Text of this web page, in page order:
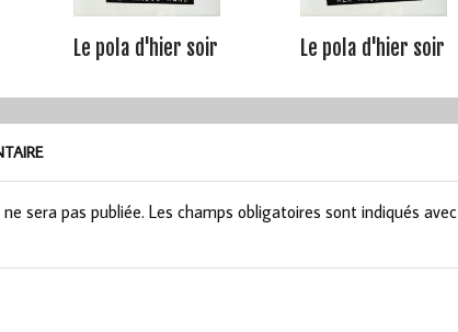
Le pola d'hier soir Le pola d'hier soir
sera pas publiée. Les champs obligatoires sont indiqués avec